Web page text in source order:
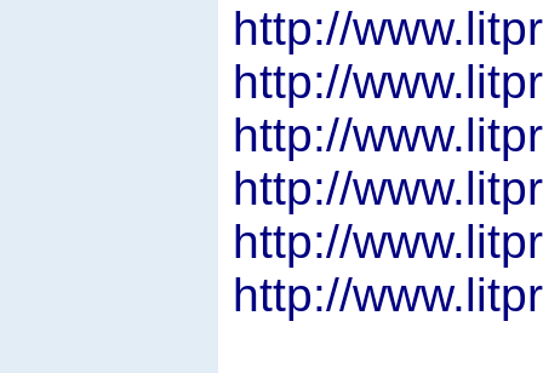
http://
http://
http://
http://
http://
http://